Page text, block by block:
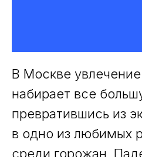
В Москве
набирает все
превратившись из
в одно из любимых
среди горожан.